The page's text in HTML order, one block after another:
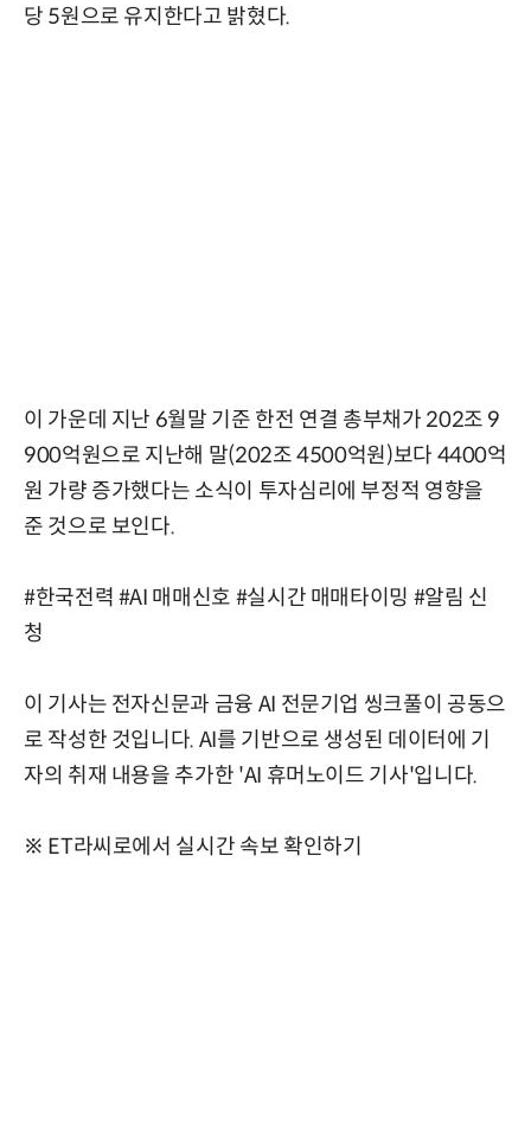
당 5원으로 유지한다고 밝혔다.
이 가운데 지난 6월말 기준 한전 연결 총부채가 202조 9
900억원으로 지난해 말(202조 4500억원)보다 4400억
원 가량 증가했다는 소식이 투자심리에 부정적 영향을
준 것으로 보인다.
#한국전력 #AI 매매신호 #실시간 매매타이밍 #알림 신
청
이 기사는 전자신문과 금융 AI 전문기업 씽크풀이 공동으
로 작성한 것입니다. AI를 기반으로 생성된 데이터에 기
자의 취재 내용을 추가한 'AI 휴머노이드 기사'입니다.
※ ET라씨로에서 실시간 속보 확인하기